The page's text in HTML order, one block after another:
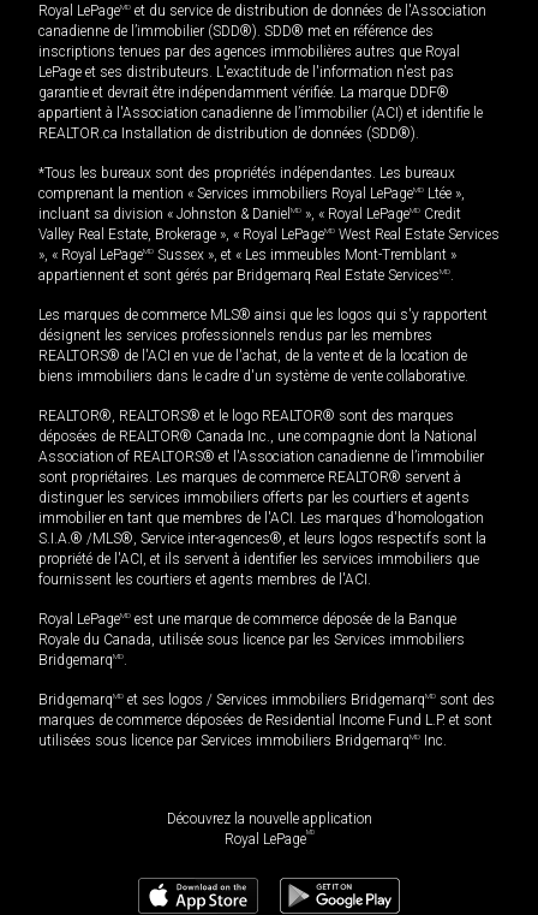
Royal LePageMD et du service de distribution de données de l'Association
canadienne de l’immobilier (SDD®). SDD® met en référence des
inscriptions tenues par des agences immobilières autres que Royal
LePage et ses distributeurs. L'exactitude de l'information n'est pas
garantie et devrait être indépendamment vérifiée. La marque DDF®
appartient à l'Association canadienne de l’immobilier (ACI) et identifie le
REALTOR.ca Installation de distribution de données (SDD®).
*Tous les bureaux sont des propriétés indépendantes. Les bureaux
comprenant la mention « Services immobiliers Royal LePageMD Ltée »,
incluant sa division « Johnston & Daniel MD », « Royal LePageMD Credit
Valley Real Estate, Brokerage », « Royal LePageMD West Real Estate Services
», « Royal LePageMD Sussex », et « Les immeubles Mont-Tremblant »
appartiennent et sont gérés par Bridgemarq Real Estate ServicesMD
Les marques de commerce MLS® ainsi que les logos qui s'y rapportent
désignent les services professionnels rendus par les membres
REALTORS® de l'ACI en vue de l'achat, de la vente et de la location de
biens immobiliers dans le cadre d'un système de vente collaborative.
REALTOR®, REALTORS® et le logo REALTOR® sont des marques
déposées de REALTOR® Canada Inc., une compagnie dont la National
Association of REALTORS® et l'Association canadienne de l’immobilier
sont propriétaires. Les marques de commerce REALTOR® servent à
distinguer les services immobiliers offerts par les courtiers et agents
immobilier en tant que membres de l'ACI. Les marques d'homologation
S.I.A.® /MLS®, Service inter-agences®, et leurs logos respectifs sont la
propriété de l'ACI, et ils servent à identifier les services immobiliers que
fournissent les courtiers et agents membres de l'ACI.
Royal LePageMD est une marque de commerce déposée de la Banque
Royale du Canada, utilisée sous licence par les Services immobiliers
BridgemarqMD
BridgemarqMD et ses logos / Services immobiliers BridgemarqMD sont des
marques de commerce déposées de Residential Income Fund L.P. et sont
utilisées sous licence par Services immobiliers BridgemarqMD Inc.
Découvrez la nouvelle application
Royal LePageMD